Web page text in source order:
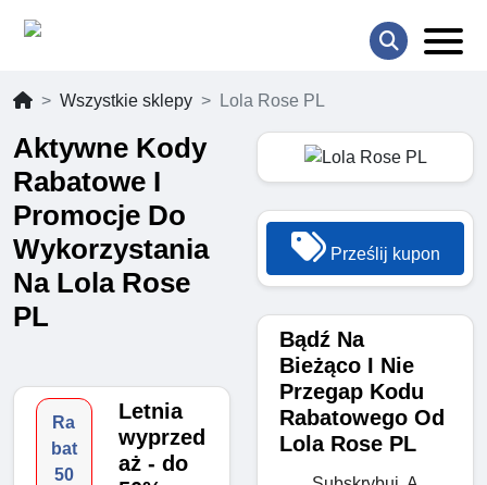
Wszystkie sklepy Lola Rose PL
Aktywne Kody
Rabatowe I
Promocje Do
Wykorzystania
Na Lola Rose
PL
Ra
bat
50
Letnia
wyprzed
aż - do
Prześlij kupon
Bądź Na
Bieżąco I Nie
Przegap Kodu
Rabatowego Od
Lola Rose PL